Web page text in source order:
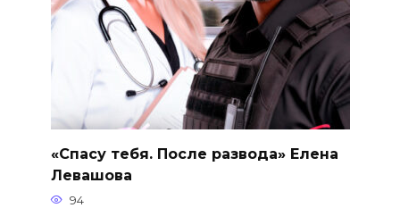
«Спасу тебя. После развода» Елена
Левашова
94